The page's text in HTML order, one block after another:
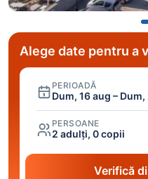
Alege date pentru a
PERIOADĂ
Dum, 16 aug –
PERSOANE
2 adulți, 0 copii
Verifică